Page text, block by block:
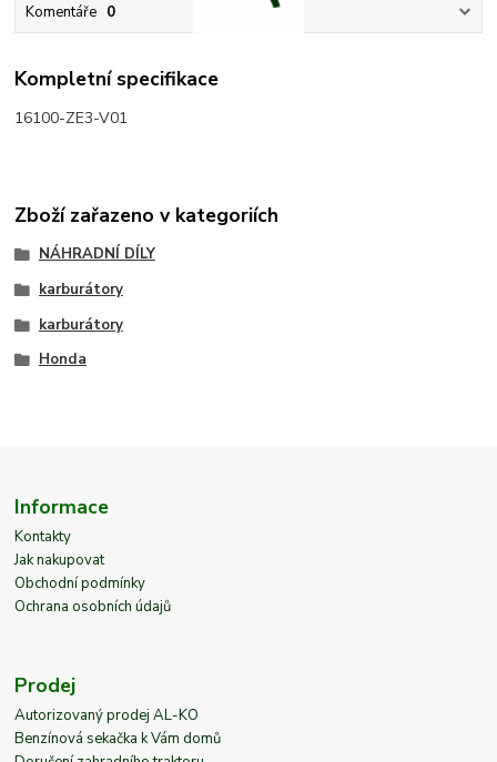
Komentáře 0
Kompletní specifikace
16100-ZE3-V01
Zboží zařazeno v kategoriích
NÁHRADNÍ DÍLY
karburátory
karburátory
Honda
Informace
Kontakty
Jak nakupovat
Obchodní podmínky
Ochrana osobních údajů
Prodej
Autorizovaný prodej AL-KO
Benzínová sekačka k Vám domů